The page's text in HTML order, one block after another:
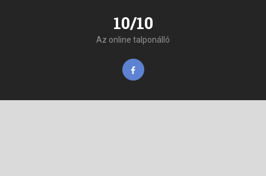
10/10
Az online talponálló